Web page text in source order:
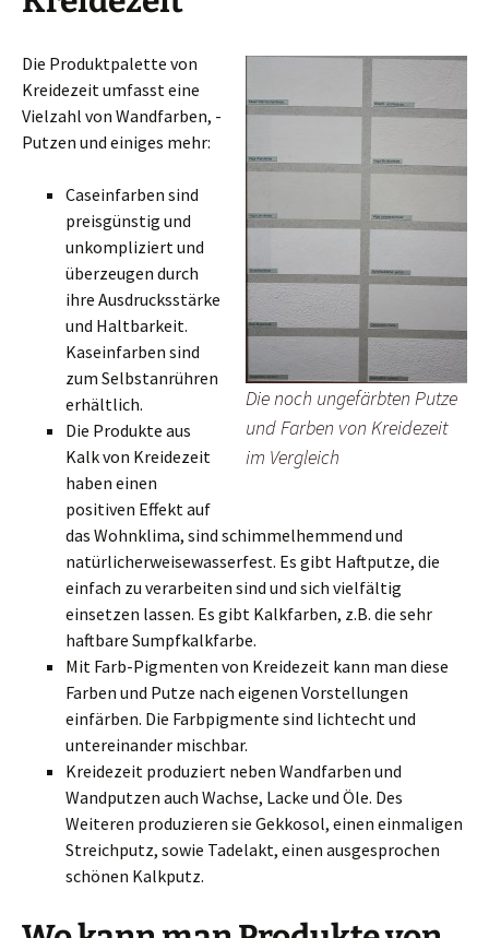
Die noch ungefärbten Putze
und Farben von Kreidezeit
im Vergleich
Die Produktpalette von
Kreidezeit umfasst eine
Vielzahl von Wandfarben, -
Putzen und einiges mehr:
Caseinfarben sind
preisgünstig und
unkompliziert und
überzeugen durch
ihre Ausdrucksstärke
und Haltbarkeit.
Kaseinfarben sind
zum Selbstanrühren
erhältlich.
Die Produkte aus
Kalk von Kreidezeit
haben einen
positiven Effekt auf
das Wohnklima, sind schimmelhemmend und
natürlicherweisewasserfest. Es gibt Haftputze, die
einfach zu verarbeiten sind und sich vielfältig
einsetzen lassen. Es gibt Kalkfarben, z.B. die sehr
haftbare Sumpfkalkfarbe.
Mit Farb-Pigmenten von Kreidezeit kann man diese
Farben und Putze nach eigenen Vorstellungen
einfärben. Die Farbpigmente sind lichtecht und
untereinander mischbar.
Kreidezeit produziert neben Wandfarben und
Wandputzen auch Wachse, Lacke und Öle. Des
Weiteren produzieren sie Gekkosol, einen einmaligen
Streichputz, sowie Tadelakt, einen ausgesprochen
schönen Kalkputz.